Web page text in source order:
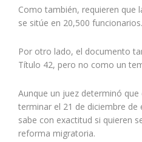
Como también, requieren que
se sitúe en 20,500 funcionarios.
Por otro lado, el documento
Título 42, pero no como un
Aunque un juez determinó
terminar el 21 de diciembre
sabe con exactitud si quieren
reforma migratoria.